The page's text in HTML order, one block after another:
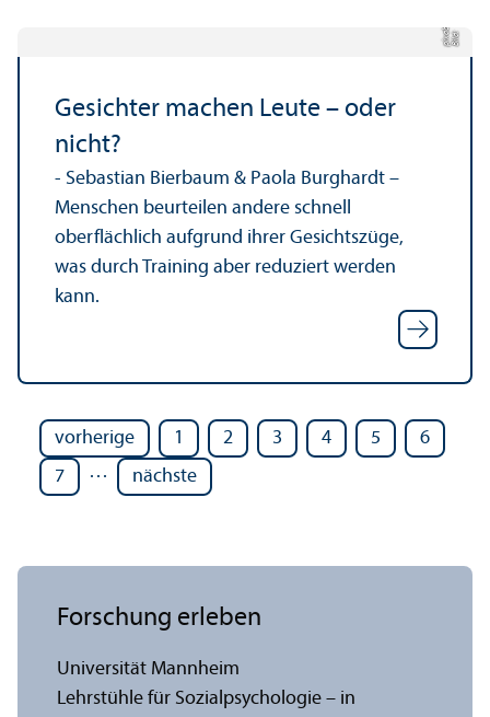
Bil
d:
pi
x
a
b
a
y.
c
o
m
Gesichter machen Leute – oder
nicht?
- Sebastian Bierbaum & Paola Burghardt –
Menschen beurteilen andere schnell
oberflächlich aufgrund ihrer Gesichtszüge,
was durch Training aber reduziert werden
kann.
vorherige 1 2 3 4 5
6
7
… nächste
Forschung erleben
Universität Mannheim
Lehr­stühle für Sozialpsychologie – in